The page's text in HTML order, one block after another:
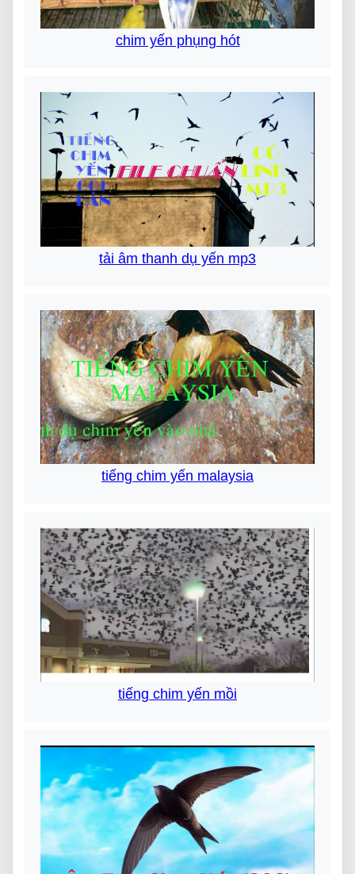
chim yến phụng hót
tải âm thanh dụ yến mp3
tiếng chim yến malaysia
tiếng chim yến mồi